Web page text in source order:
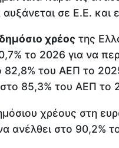
σε Ε.Ε. και
δημόσιο χρέος της
το 2026 για να
του ΑΕΠ το
85,3% του ΑΕΠ το
χρέους στη
ανέλθει στο 90,2%